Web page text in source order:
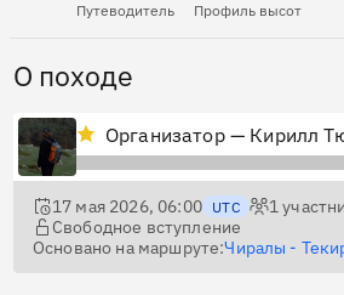
Путеводитель Профиль высот
О походе
Организатор — Кирилл
17 мая 2026, 06:00 UTC 1
Свободное вступление
Основано на маршруте:Чиралы -